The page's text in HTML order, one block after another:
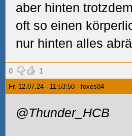
aber hinten
oft so einen
nur hinten alles
0 1
Fr. 12.07.24 - 11:53:50 - foxes84
@Thunder_HCB